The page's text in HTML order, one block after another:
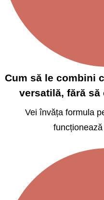
Cum să le combini
versatilă, fără
Vei învăța formula